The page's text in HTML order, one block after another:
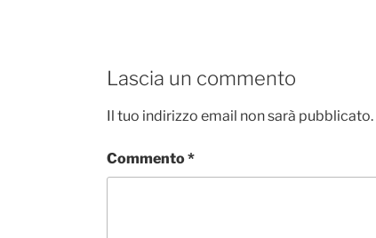
Lascia un commento
Il tuo indirizzo email non sarà pubblicato.
Commento*